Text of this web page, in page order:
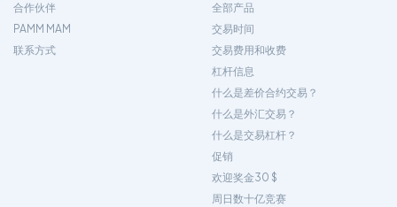
合作伙伴
PAMM MAM
联系方式
全部产品
交易时间
交易费用和收费
杠杆信息
什么是差价合约交易？
什么是外汇交易？
什么是交易杠杆？
促销
欢迎奖金30 $
周日数十亿竞赛